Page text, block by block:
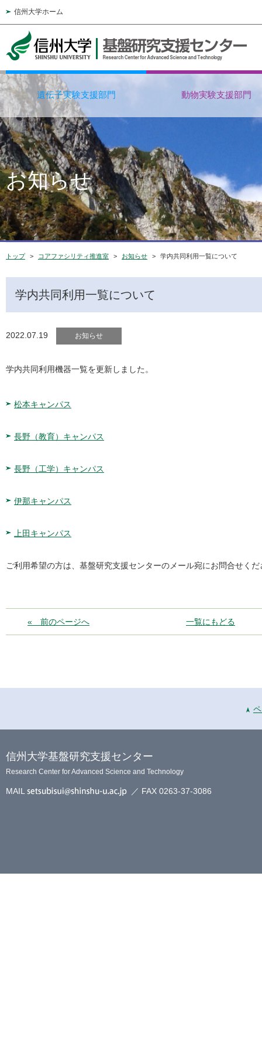
信州大学ホーム
お知らせ
遺伝子実験支援部門 動物実験支援部門
トップ コアファシリティ推進室 お知らせ 学内共同利用一覧について
学内共同利用一覧について
2022.07.19 お知らせ
学内共同利用機器一覧を更新しました。
松本キャンパス
長野（教育）キャンパス
長野（工学）キャンパス
伊那キャンパス
上田キャンパス
ご利用希望の方は、基盤研究支援センターのメール宛にお問合せくだ
« 前のページへ 一覧にもどる
信州大学基盤研究支援センター
Research Center for Advanced Science and Technology
MAIL ／ FAX 0263-37-3086